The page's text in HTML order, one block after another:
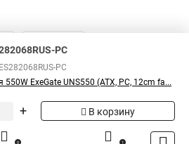
PC
PC
550W ExeGate UNS550 (ATX, PC, 12cm fa...
+ В корзину
0 1